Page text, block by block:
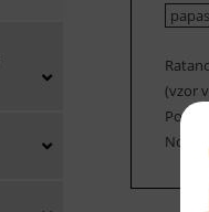
(vzor
Polstr